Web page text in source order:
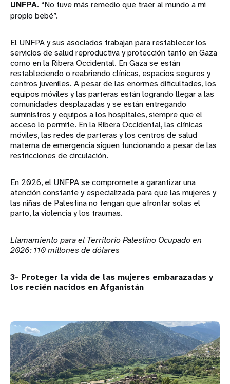
UNFPA. “No tuve más remedio que traer al mundo a mi
propio bebé”.
El UNFPA y sus asociados trabajan para restablecer los
servicios de salud reproductiva y protección tanto en Gaza
como en la Ribera Occidental. En Gaza se están
restableciendo o reabriendo clínicas, espacios seguros y
centros juveniles. A pesar de las enormes dificultades, los
equipos móviles y las parteras están logrando llegar a las
comunidades desplazadas y se están entregando
suministros y equipos a los hospitales, siempre que el
acceso lo permite. En la Ribera Occidental, las clínicas
móviles, las redes de parteras y los centros de salud
materna de emergencia siguen funcionando a pesar de las
restricciones de circulación.
En 2026, el UNFPA se compromete a garantizar una
atención constante y especializada para que las mujeres y
las niñas de Palestina no tengan que afrontar solas el
parto, la violencia y los traumas.
Llamamiento para el Territorio Palestino Ocupado en
2026: 110 millones de dólares
3- Proteger la vida de las mujeres embarazadas y
los recién nacidos en Afganistán